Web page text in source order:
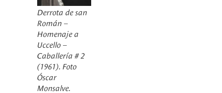
Derrota de san
Román –
Homenaje a
Uccello –
Caballería # 2
(1961). Foto
Óscar
Monsalve.